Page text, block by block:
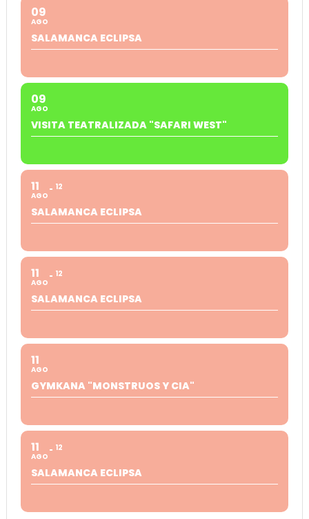
09
AGO
SALAMANCA ECLIPSA
09
AGO
VISITA TEATRALIZADA "SAFARI WEST"
11
AGO
12
SALAMANCA ECLIPSA
11
AGO
12
SALAMANCA ECLIPSA
11
AGO
GYMKANA "MONSTRUOS Y CIA"
11
AGO
12
SALAMANCA ECLIPSA